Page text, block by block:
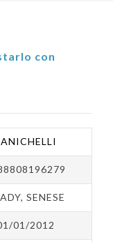
con
SENESE
01/2012